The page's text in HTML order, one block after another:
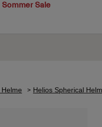
Sommer Sale
Helios Spherical Helm